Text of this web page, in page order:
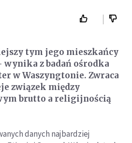
tym jego mieszkańcy
z badań ośrodka
w Waszyngtonie. Zwraca
związek między
brutto a religijnością
danych najbardziej